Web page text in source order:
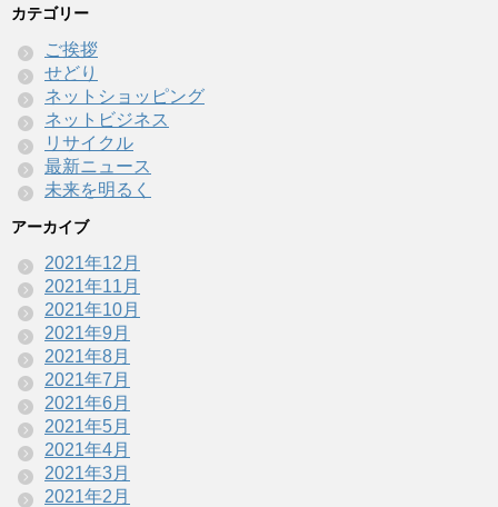
カテゴリー
ご挨拶
せどり
ネットショッピング
ネットビジネス
リサイクル
最新ニュース
未来を明るく
アーカイブ
2021年12月
2021年11月
2021年10月
2021年9月
2021年8月
2021年7月
2021年6月
2021年5月
2021年4月
2021年3月
2021年2月